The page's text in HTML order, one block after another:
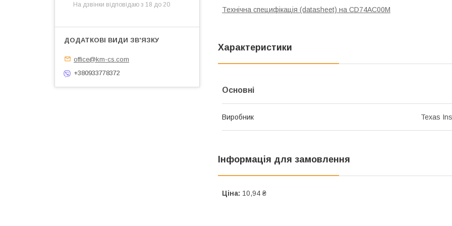
Технічна специфікація (datasheet) на CD74AC00M
Характеристики
Основні
Виробник Texas
Інформація для замовлення
Ціна: 10,94 ₴
На дзвінки відповідаю з 18 до 20
office@km-cs.com
+380933778372